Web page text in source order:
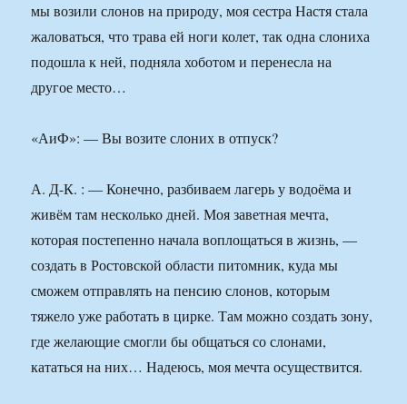
мы возили слонов на природу, моя сестра Настя стала
жаловаться, что трава ей ноги колет, так одна слониха
подошла к ней, подняла хоботом и перенесла на
другое место…
«АиФ»: — Вы возите слоних в отпуск?
А. Д-К. : — Конечно, разбиваем лагерь у водоёма и
живём там несколько дней. Моя заветная мечта,
которая постепенно начала воплощаться в жизнь, —
создать в Ростовской области питомник, куда мы
сможем отправлять на пенсию слонов, которым
тяжело уже работать в цирке. Там можно создать зону,
где желающие смогли бы общаться со слонами,
кататься на них… Надеюсь, моя мечта осуществится.